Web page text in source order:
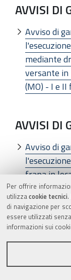
Per offrire
utilizzacookie tecnici
di navigazione per
essere utilizzati
informazioni sui
AVVISI DI
Avviso di
mediante
versante in
(MO) - I e II
AVVISI DI
Avviso di
frana in
comune di
AVVISI DI